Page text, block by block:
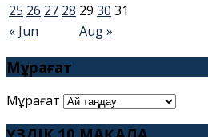
« Jun Aug »
25 26 27 28 29 30 31
Мұрағат
Мұрағат